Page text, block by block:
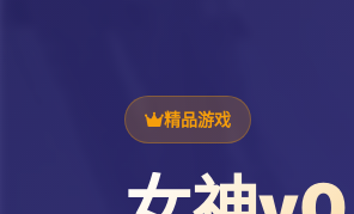
精品游戏